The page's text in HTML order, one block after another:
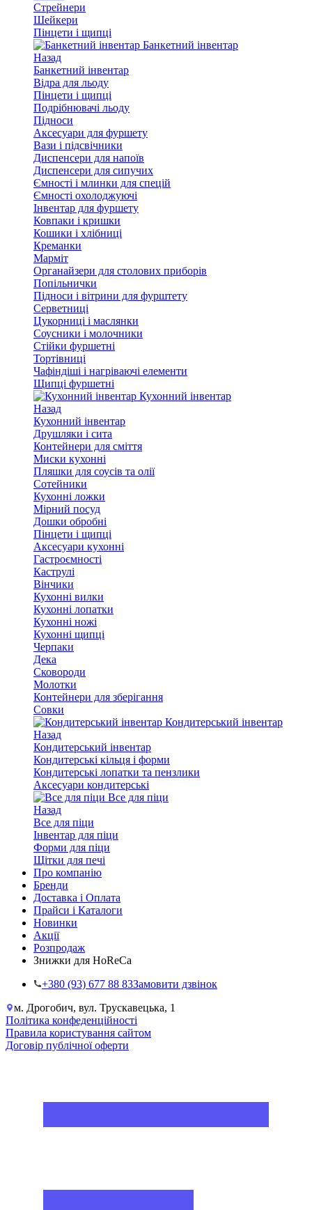
Стрейнери
Шейкери
Пінцети і щипці
Банкетний інвентар
Назад
Банкетний інвентар
Відра для льоду
Пінцети і щипці
Подрібнювачі льоду
Підноси
Аксесуари для фуршету
Вази і підсвічники
Диспенсери для напоїв
Диспенсери для сипучих
Ємності і млинки для спецій
Ємності охолоджуючі
Інвентар для фуршету
Ковпаки і кришки
Кошики і хлібниці
Креманки
Марміт
Органайзери для столових приборів
Попільнички
Підноси і вітрини для фурштету
Серветниці
Цукорниці і маслянки
Соусники і молочники
Стійки фуршетні
Тортівниці
Чафіндіші і нагріваючі елементи
Щипці фуршетні
Кухонний інвентар
Назад
Кухонний інвентар
Друшляки і сита
Контейнери для сміття
Миски кухонні
Пляшки для соусів та олії
Сотейники
Кухонні ложки
Мірний посуд
Дошки обробні
Пінцети і щипці
Аксесуари кухонні
Гастроємності
Каструлі
Вінчики
Кухонні вилки
Кухонні лопатки
Кухонні ножі
Кухонні щипці
Черпаки
Дека
Сковороди
Молотки
Контейнери для зберігання
Совки
Кондитерський інвентар
Назад
Кондитерський інвентар
Кондитерські кільця і форми
Кондитерські лопатки та пензлики
Аксесуари кондитерські
Все для піци
Назад
Все для піци
Інвентар для піци
Форми для піци
Щітки для печі
Про компанію
Бренди
Доставка і Оплата
Прайси і Каталоги
Новинки
Акції
Розпродаж
Знижки для HoReCa
+38‎0 (93) 677 88 83Замовити дзвінок
м. Дрогобич, вул. Трускавецька, 1
Політика конфеденційності
Правила користування сайтом
Договір публічної оферти